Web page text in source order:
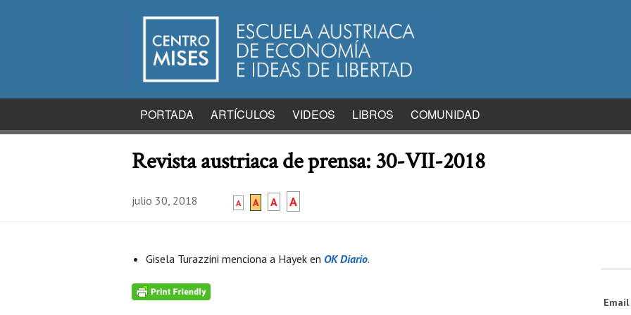
PORTADA ARTÍCULOS VIDEOS LIBROS COMUNIDAD
Revista austriaca de prensa: 30-VII-2018
julio 30, 2018 A A A A
Gisela Turazzini menciona a Hayek en OK Diario.
Email